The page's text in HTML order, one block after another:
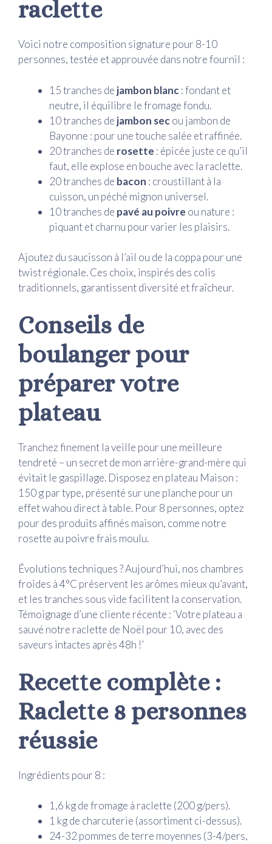
raclette
Voici notre composition signature pour 8-10
personnes, testée et approuvée dans notre fournil :
15 tranches de jambon blanc: fondant et
neutre, il équilibre le fromage fondu.
10 tranches de jambon secou jambon de
Bayonne : pour une touche salée et raffinée.
20 tranches de rosette : épicée juste ce qu’il
faut, elle explose en bouche avec la raclette.
20 tranches de bacon : croustillant à la
cuisson, un péché mignon universel.
10 tranches de pavé au poivre ou nature :
piquant et charnu pour varier les plaisirs.
Ajoutez du saucisson à l’ail ou de la coppa pour une
twist régionale. Ces choix, inspirés des colis
traditionnels, garantissent diversité et fraîcheur.
Conseils de
boulanger pour
préparer votre
plateau
Tranchez finement la veille pour une meilleure
tendreté – un secret de mon arrière-grand-mère qui
évitait le gaspillage. Disposez en plateau Maison :
150 g par type, présenté sur une planche pour un
effet wahou direct à table. Pour 8 personnes, optez
pour des produits affinés maison, comme notre
rosette au poivre frais moulu.
Évolutions techniques ? Aujourd’hui, nos chambres
froides à 4°C préservent les arômes mieux qu’avant,
et les tranches sous vide facilitent la conservation.
Témoignage d’une cliente récente : ‘Votre plateau a
sauvé notre raclette de Noël pour 10, avec des
saveurs intactes après 48h !’
Recette complète :
Raclette 8 personnes
réussie
Ingrédients pour 8 :
1,6 kg de fromage à raclette (200 g/pers).
1 kg de charcuterie (assortiment ci-dessus).
24-32 pommes de terre moyennes (3-4/pers,